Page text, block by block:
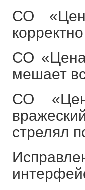
СО
СО
мешает
СО
стрелял